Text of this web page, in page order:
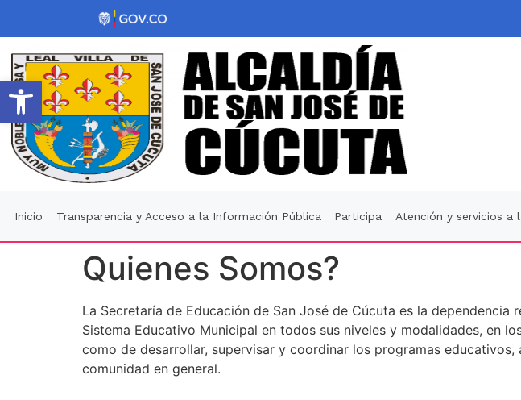
Abrir barra de herramientas
Inicio Transparencia y Acceso a la Información Pública Participa Atención y servicios a
Quienes Somos?
La Secretaría de Educación de San José de Cúcuta es la
Sistema Educativo Municipal en todos sus niveles y modalidades, en
como de desarrollar, supervisar y coordinar los programas
comunidad en general.